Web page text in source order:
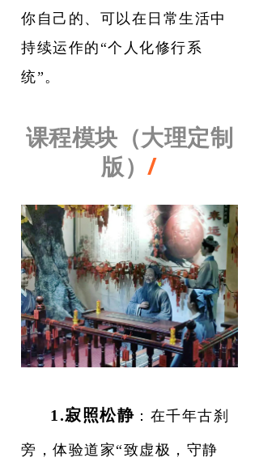
你自己的、可以在日常生活中
持续运作的“个人化修行系
统”。
课程模块（大理定制
版）/
1.寂照松静 ：在千年古刹
旁，体验道家“致虚极，守静